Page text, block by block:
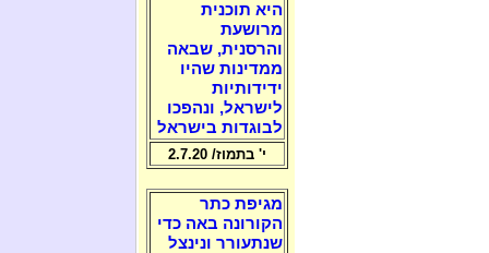
היא תוכנית
מרושעת
והרסנית, שבאה
ממדינות שהיו
ידידותיות
לישראל, ונהפכו
לבוגדות בישראל
י' בתמוז/ 2.7.20
מגיפת כתר
הקורונה באה כדי
שנתעורר ונינצל